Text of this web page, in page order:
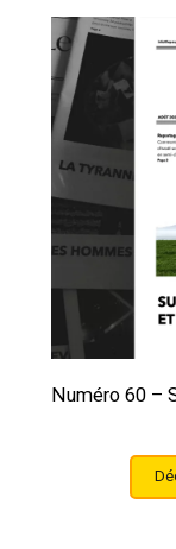
Numéro 60 –